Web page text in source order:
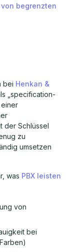
begrenzten
bei Henkan &
„specification-
einer
der Schlüssel
zu
umsetzen
was PBX leisten
von
bei